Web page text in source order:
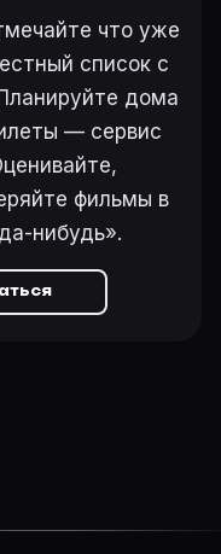
что уже
список с
дома
— сервис
фильмы в
нибудь».